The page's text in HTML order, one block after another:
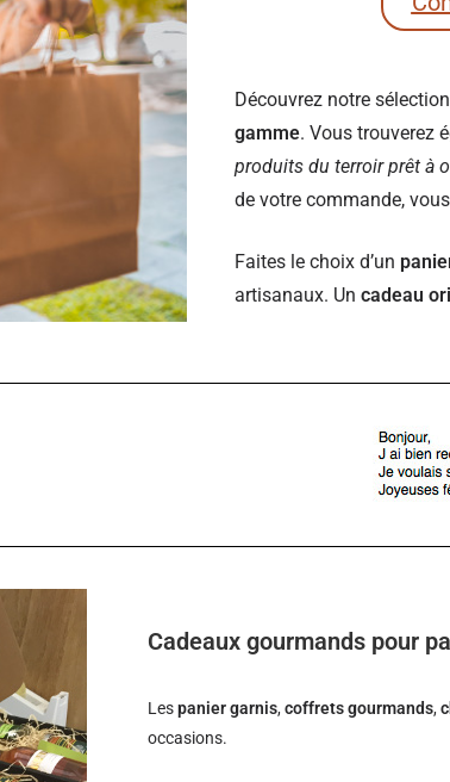
Découvrez notre
gamme. Vous trouverez
produits du terroir prêt à
de votre commande,
Faites le choix d’un
artisanaux. Un cadeau
Cadeaux gourmands pour
Lespanier garnis,coffrets gourmands,
occasions.